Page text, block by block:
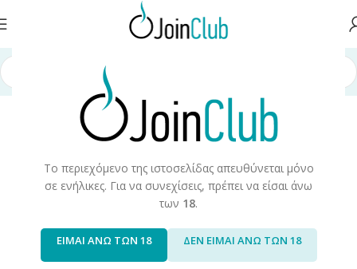
Το περιεχόμενο της ιστοσελίδας απευθύνεται μόνο
σε ενήλικες. Για να συνεχίσεις, πρέπει να είσαι άνω
των 18.
ΕΙΜΑΙ ΑΝΩ ΤΩΝ 18 ΔΕΝ ΕΙΜΑΙ ΑΝΩ ΤΩΝ 18
Υγρά Αναπλήρωσης